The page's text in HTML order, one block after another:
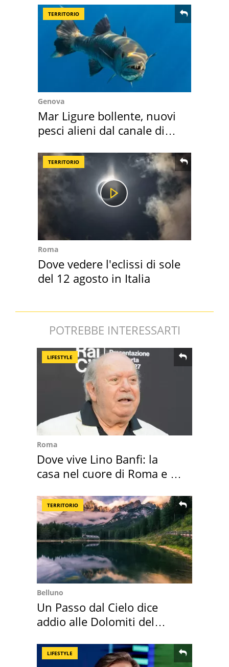
TERRITORIO
Genova
Mar Ligure bollente, nuovi
pesci alieni dal canale di
TERRITORIO
Roma
Dove vedere l'eclissi di sole
del 12 agosto in Italia
POTREBBE INTERESSARTI
LIFESTYLE
Roma
Dove vive Lino Banfi: la
casa nel cuore di Roma e i
TERRITORIO
Belluno
Un Passo dal Cielo dice
addio alle Dolomiti del
LIFESTYLE